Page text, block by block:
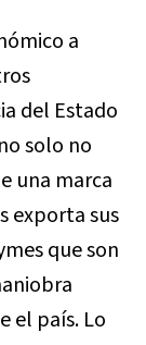
a
del Estado
solo no
una marca
exporta sus
que son
el país. Lo